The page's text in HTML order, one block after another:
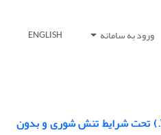
ورود به سامانه ENGLISH
ارزیابی انتقال مجدد کربوهیدرات‌های محلول و برخی خصوصیات فیزیولوژیک ارقام مختلف گندم نان (Triticum aestivum L.) تحت شرایط تنش شوری و بدون